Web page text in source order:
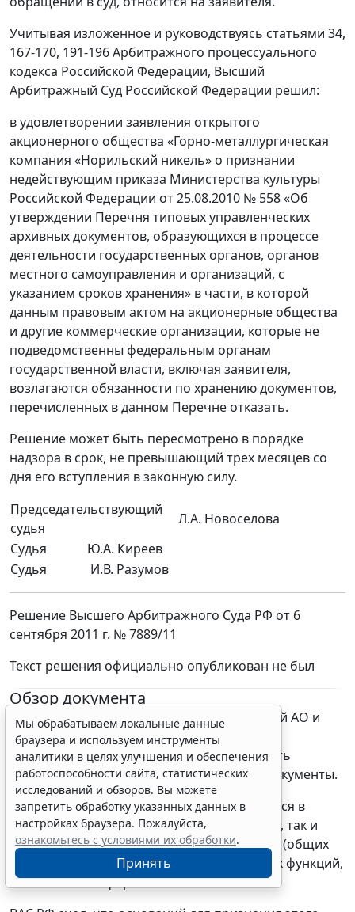
Учитывая изложенное и руководствуясь статьями 34,
167-170, 191-196 Арбитражного процессуального
кодекса Российской Федерации, Высший
Арбитражный Суд Российской Федерации решил:
в удовлетворении заявления открытого
акционерного общества «Горно-металлургическая
компания «Норильский никель» о признании
недействующим приказа Министерства культуры
Российской Федерации от 25.08.2010 № 558 «Об
утверждении Перечня типовых управленческих
архивных документов, образующихся в процессе
деятельности государственных органов, органов
местного самоуправления и организаций, с
указанием сроков хранения» в части, в которой
данным правовым актом на акционерные общества
и другие коммерческие организации, которые не
подведомственны федеральным органам
государственной власти, включая заявителя,
возлагаются обязанности по хранению документов,
перечисленных в данном Перечне отказать.
Решение может быть пересмотрено в порядке
надзора в срок, не превышающий трех месяцев со
дня его вступления в законную силу.
Председательствующий
судья
Л.А. Новоселова
Судья
Ю.А. Киреев
Судья
И.В. Разумов
Решение Высшего Арбитражного Суда РФ от 6
сентября 2011 г. № 7889/11
Текст решения официально опубликован не был
Обзор документа
Оспаривался акт, фактически обязывающий АО и
другие коммерческие организации (не
подведомственные органам власти) хранить
определенные типовые управленческие документы.
Речь идет о документах, которые образуются в
процессе деятельности как органов власти, так и
организаций при совершении однотипных (общих
для всех или большинства) управленческих функций,
независимо от формы собственности.
Мы обрабатываем локальные данные
браузера и используем инструменты
аналитики в целях улучшения и обеспечения
работоспособности сайта, статистических
исследований и обзоров. Вы можете
запретить обработку указанных данных в
настройках браузера. Пожалуйста,
ознакомьтесь с условиями их обработки.
Принять